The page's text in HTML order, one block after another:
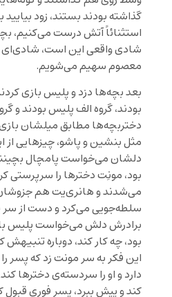
گذاشته بودند بستند، زود بیایید
استثنائاً آتش درست می‌کنیم،
شادی واقعی این است، شادی‌ای
معصوم سهیم می‌شویم.
بعد بچه‌ها دزد و پلیس بازی
بودند، گروه الف پلیس بودند و
دختربچه‌ها مطابق میلشان
مثل بنشین و پاشو، چیزهایی از
دلشان می‌خواست پامچال
بود، مونِت دخترها را سرپرستی
می‌شدند و هانری‌یت هم
سلطه‌جویی می‌کرد و دست از سر
برادرش دلش می‌خواست پلیس
بود، چه کار کند، دوباره تنبیهش
این فکر به سر مونت زد که پسر
دارد و او را سردسته‌ی دخترها
کند و پیش ببرد، پسر فوری